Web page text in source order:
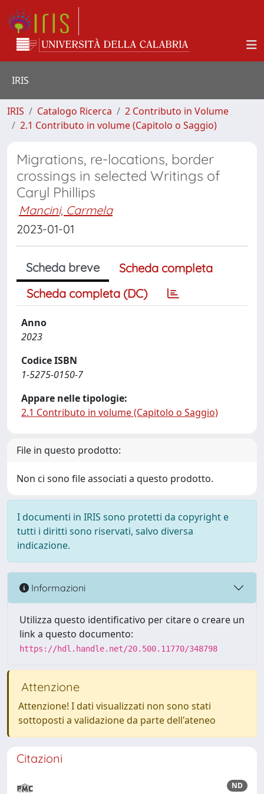
IRIS
IRIS Catalogo Ricerca
2 Contributo in Volume
2.1 Contributo in volume (Capitolo o Saggio)
Migrations, re-locations, border
crossings in selected Writings of
Caryl Phillips
Mancini, Carmela
2023-01-01
Scheda breve
Scheda completa
Scheda completa (DC)
Anno
2023
Codice ISBN
1-5275-0150-7
Appare nelle tipologie:
2.1 Contributo in volume (Capitolo o Saggio)
File in questo prodotto:
Non ci sono file associati a questo prodotto.
I documenti in IRIS sono protetti da copyright e
tutti i diritti sono riservati, salvo diversa
indicazione.
Informazioni
Utilizza questo identificativo per citare o creare un
link a questo documento:
https://hdl.handle.net/20.500.11770/348798
Attenzione
Attenzione! I dati visualizzati non sono stati
sottoposti a validazione da parte dell'ateneo
Citazioni
ND